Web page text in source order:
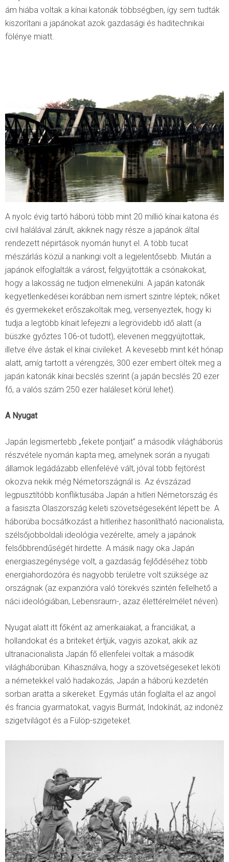
ám hiába voltak a kínai katonák többségben, így sem tudták
kiszorítani a japánokat azok gazdasági és haditechnikai
fölénye miatt.
A nyolc évig tartó háború több mint 20 millió kínai katona és
civil halálával zárult, akiknek nagy része a japánok által
rendezett népirtások nyomán hunyt el. A több tucat
mészárlás közül a nankingi volt a legjelentősebb. Miután a
japánok elfoglalták a várost, felgyújtották a csónakokat,
hogy a lakosság ne tudjon elmenekülni. A japán katonák
kegyetlenkedései korábban nem ismert szintre léptek; nőket
és gyermekeket erőszakoltak meg, versenyeztek, hogy ki
tudja a legtöbb kínait lefejezni a legrövidebb idő alatt (a
büszke győztes 106-ot tudott), elevenen meggyújtottak,
illetve élve ástak el kínai civileket. A kevesebb mint két hónap
alatt, amíg tartott a vérengzés, 300 ezer embert öltek meg a
japán katonák kínai becslés szerint (a japán becslés 20 ezer
fő, a valós szám 250 ezer haláleset körül lehet).
A Nyugat
Japán legismertebb „fekete pontjait” a második világháborús
részvétele nyomán kapta meg, amelynek során a nyugati
államok legádázabb ellenfelévé vált, jóval több fejtörést
okozva nekik még Németországnál is. Az évszázad
legpusztítóbb konfliktusába Japán a hitleri Németország és
a fasiszta Olaszország keleti szövetségeseként lépett be. A
háborúba bocsátkozást a hitlerihez hasonlítható nacionalista,
szélsőjobboldali ideológia vezérelte, amely a japánok
felsőbbrendűségét hirdette. A másik nagy oka Japán
energiaszegénysége volt, a gazdaság fejlődéséhez több
energiahordozóra és nagyobb területre volt szüksége az
országnak (az expanzióra való törekvés szintén fellelhető a
náci ideológiában, Lebensraum-, azaz élettérelmélet néven).
Nyugat alatt itt főként az amerikaiakat, a franciákat, a
hollandokat és a briteket értjük, vagyis azokat, akik az
ultranacionalista Japán fő ellenfelei voltak a második
világháborúban. Kihasználva, hogy a szövetségeseket leköti
a németekkel való hadakozás, Japán a háború kezdetén
sorban aratta a sikereket. Egymás után foglalta el az angol
és francia gyarmatokat, vagyis Burmát, Indokínát, az indonéz
szigetvilágot és a Fülöp-szigeteket.